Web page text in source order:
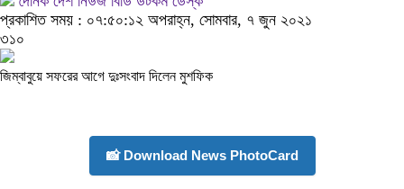
প্রকাশিত সময় : ০৭:৫০:১২ অপরাহ্ন, সোমবার, ৭ জুন ২০২১
৩১০
জিম্বাবুয়ে সফরের আগে দুঃসংবাদ দিলেন মুশফিক
📸 Download News PhotoCard